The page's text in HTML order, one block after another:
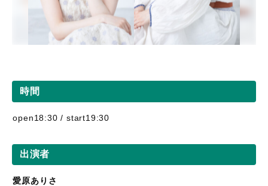
時間
open18:30 / start19:30
出演者
愛原ありさ